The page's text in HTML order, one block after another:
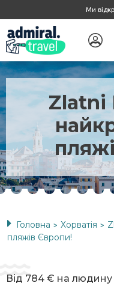
Ми
Zlatni
Головна > Хорватія >
пляжів Європи!
Від 784 € на людину